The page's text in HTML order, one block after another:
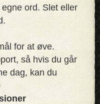
ord. Slet eller
for at øve.
så hvis du går
dag, kan du